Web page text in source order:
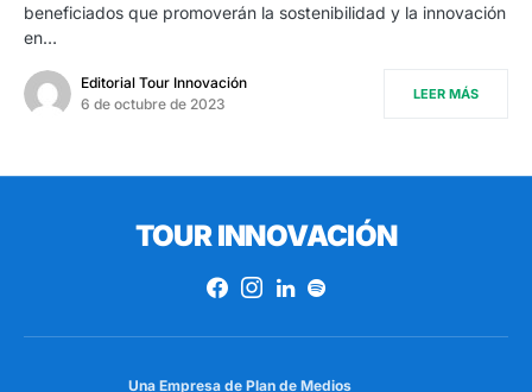
beneficiados que promoverán la sostenibilidad y la innovación
en…
Editorial Tour Innovación
6 de octubre de 2023
LEER MÁS
TOUR INNOVACIÓN
Una Empresa de Plan de Medios